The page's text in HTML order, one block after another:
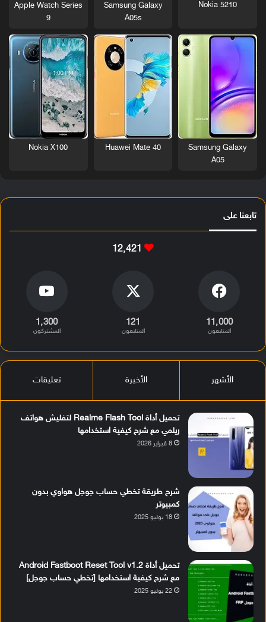
Nokia 5210
Samsung Galaxy
A05s
Apple Watch Series
9
Samsung Galaxy
A05
Huawei Mate 40
Nokia X100
تابعنا على
12٬421
11٬000
المتابعون
121
المتابعون
1٬300
المشتركون
الأشهر الأخيرة تعليقات
تحميل أداة Realme Flash Tool لتفليش هواتف
ريلمي مع شرح كيفية استخدامها
8 فبراير 2026
شرح طريقة تخطي حساب جوجل هواوي بدون
كمبيوتر
18 يوليو 2025
تحميل أداة Android Fastboot Reset Tool v1.2
مع شرح كيفية استخدامها [تخطي حساب جوجل]
22 يوليو 2025